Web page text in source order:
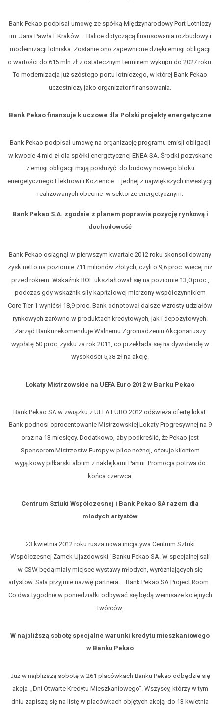
Bank Pekao podpisał umowę ze spółką Międzynarodowy Port Lotniczy
im. Jana Pawła II Kraków – Balice dotyczącą finansowania rozbudowy i
modernizacji lotniska. Zostanie ono zapewnione dzięki emisji obligacji
o wartości do 615 mln zł z ostatecznym terminem wykupu do 2027 roku.
To modernizacja już szóstego portu lotniczego, w której Bank Pekao
uczestniczy jako organizator finansowania.
Bank Pekao finansuje kluczowe dla Polski projekty energetyczne
Bank Pekao podpisał umowę na organizację programu emisji obligacji
w kwocie 4 mld zł dla spółki energetycznej ENEA SA. Środki pozyskane
z emisji obligacji mają posłużyć do budowy nowego bloku
energetycznego Elektrowni Kozienice – jednej z największych inwestycji
realizowanych obecnie w sektorze energetycznym.
Bank Pekao S.A. zgodnie z planem poprawia pozycję rynkową i
dochodowość
Bank Pekao osiągnął w pierwszym kwartale 2012 roku skonsolidowany
zysk netto na poziomie 711 milionów złotych, czyli o 9,6 proc. więcej niż
przed rokiem. Wskaźnik ROE ukształtował się na poziomie 13,0 proc.,
podczas gdy wskaźnik siły kapitałowej mierzony współczynnikiem
Core Tier 1 wyniósł 18,9 proc. Bank odnotował dalsze wzrosty udziałów
rynkowych zarówno w produktach kredytowych, jak i depozytowych.
Zarząd Banku rekomenduje Walnemu Zgromadzeniu Akcjonariuszy
wypłatę 50 proc. zysku za rok 2011, co przekłada się na dywidendę w
wysokości 5,38 zł na akcję.
Lokaty Mistrzowskie na UEFA Euro 2012 w Banku Pekao
Bank Pekao SA w związku z UEFA EURO 2012 odświeża ofertę lokat.
Bank podnosi oprocentowanie Mistrzowskiej Lokaty Progresywnej na 9
oraz na 13 miesięcy. Dodatkowo, aby podkreślić, że Pekao jest
Sponsorem Mistrzostw Europy w piłce nożnej, oferuje klientom
wyjątkowy piłkarski album z naklejkami Panini. Promocja potrwa do
końca czerwca.
Centrum Sztuki Współczesnej i Bank Pekao SA razem dla
młodych artystów
23 kwietnia 2012 roku rusza nowa inicjatywa Centrum Sztuki
Współczesnej Zamek Ujazdowski i Banku Pekao SA. W specjalnej sali
w CSW będą miały miejsce wystawy młodych, wyróżniających się
artystów. Sala przyjmie nazwę partnera – Bank Pekao SA Project Room.
Co dwa tygodnie w poniedziałki odbywać się będą wernisaże kolejnych
twórców.
W najbliższą sobotę specjalne warunki kredytu mieszkaniowego
w Banku Pekao
Już w najbliższą sobotę w 261 placówkach Banku Pekao odbędzie się
akcja „Dni Otwarte Kredytu Mieszkaniowego”. Wszyscy, którzy w tym
dniu zapiszą się na listę w placówkach objętych akcją, do 13 kwietnia